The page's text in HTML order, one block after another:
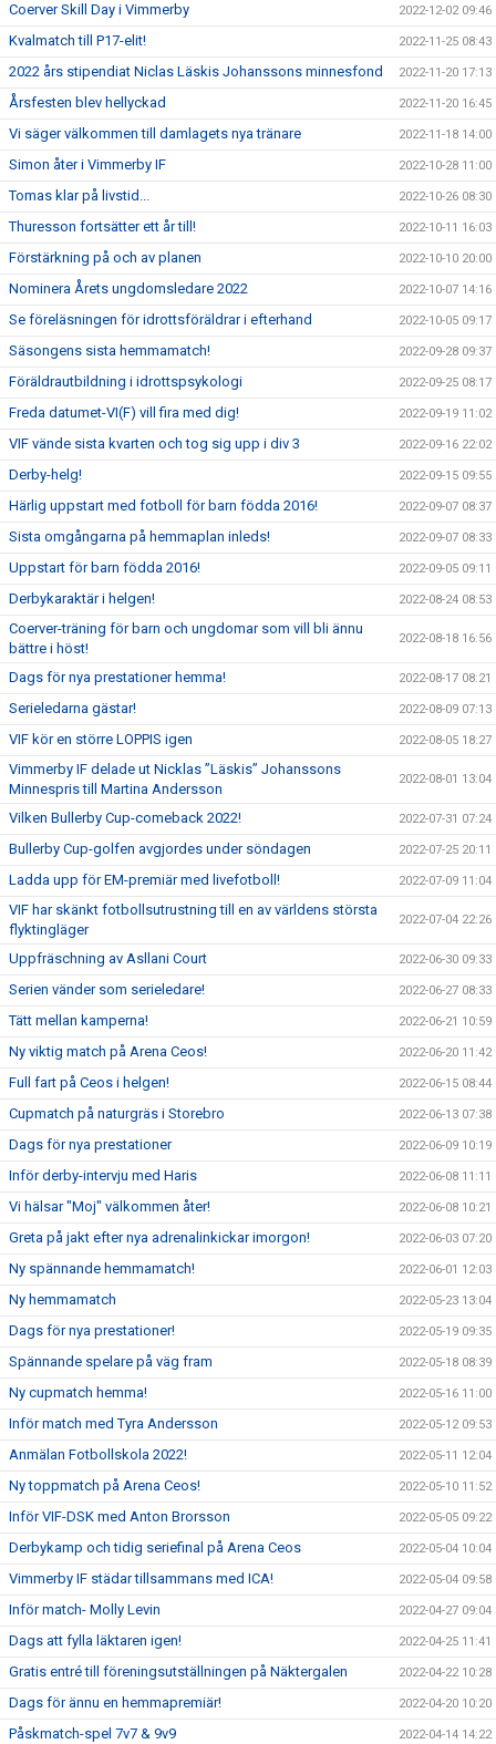
Coerver Skill Day i Vimmerby 2022-12-02 09:46
Kvalmatch till P17-elit! 2022-11-25 08:43
2022 års stipendiat Niclas Läskis Johanssons minnesfond 2022-11-20 17:13
Årsfesten blev hellyckad 2022-11-20 16:45
Vi säger välkommen till damlagets nya tränare 2022-11-18 14:00
Simon åter i Vimmerby IF 2022-10-28 11:00
Tomas klar på livstid... 2022-10-26 08:30
Thuresson fortsätter ett år till! 2022-10-11 16:03
Förstärkning på och av planen 2022-10-10 20:00
Nominera Årets ungdomsledare 2022 2022-10-07 14:16
Se föreläsningen för idrottsföräldrar i efterhand 2022-10-05 09:17
Säsongens sista hemmamatch! 2022-09-28 09:37
Föräldrautbildning i idrottspsykologi 2022-09-25 08:17
Freda datumet-VI(F) vill fira med dig! 2022-09-19 11:02
VIF vände sista kvarten och tog sig upp i div 3 2022-09-16 22:02
Derby-helg! 2022-09-15 09:55
Härlig uppstart med fotboll för barn födda 2016! 2022-09-07 08:37
Sista omgångarna på hemmaplan inleds! 2022-09-07 08:33
Uppstart för barn födda 2016! 2022-09-05 09:11
Derbykaraktär i helgen! 2022-08-24 08:53
Coerver-träning för barn och ungdomar som vill bli ännu
bättre i höst!
2022-08-18 16:56
Dags för nya prestationer hemma! 2022-08-17 08:21
Serieledarna gästar! 2022-08-09 07:13
VIF kör en större LOPPIS igen 2022-08-05 18:27
Vimmerby IF delade ut Nicklas ”Läskis” Johanssons
Minnespris till Martina Andersson
2022-08-01 13:04
Vilken Bullerby Cup-comeback 2022! 2022-07-31 07:24
Bullerby Cup-golfen avgjordes under söndagen 2022-07-25 20:11
Ladda upp för EM-premiär med livefotboll! 2022-07-09 11:04
VIF har skänkt fotbollsutrustning till en av världens största
flyktingläger
2022-07-04 22:26
Uppfräschning av Asllani Court 2022-06-30 09:33
Serien vänder som serieledare! 2022-06-27 08:33
Tätt mellan kamperna! 2022-06-21 10:59
Ny viktig match på Arena Ceos! 2022-06-20 11:42
Full fart på Ceos i helgen! 2022-06-15 08:44
Cupmatch på naturgräs i Storebro 2022-06-13 07:38
Dags för nya prestationer 2022-06-09 10:19
Inför derby-intervju med Haris 2022-06-08 11:11
Vi hälsar "Moj" välkommen åter! 2022-06-08 10:21
Greta på jakt efter nya adrenalinkickar imorgon! 2022-06-03 07:20
Ny spännande hemmamatch! 2022-06-01 12:03
Ny hemmamatch 2022-05-23 13:04
Dags för nya prestationer! 2022-05-19 09:35
Spännande spelare på väg fram 2022-05-18 08:39
Ny cupmatch hemma! 2022-05-16 11:00
Inför match med Tyra Andersson 2022-05-12 09:53
Anmälan Fotbollskola 2022! 2022-05-11 12:04
Ny toppmatch på Arena Ceos! 2022-05-10 11:52
Inför VIF-DSK med Anton Brorsson 2022-05-05 09:22
Derbykamp och tidig seriefinal på Arena Ceos 2022-05-04 10:04
Vimmerby IF städar tillsammans med ICA! 2022-05-04 09:58
Inför match- Molly Levin 2022-04-27 09:04
Dags att fylla läktaren igen! 2022-04-25 11:41
Gratis entré till föreningsutställningen på Näktergalen 2022-04-22 10:28
Dags för ännu en hemmapremiär! 2022-04-20 10:20
Påskmatch-spel 7v7 & 9v9 2022-04-14 14:22